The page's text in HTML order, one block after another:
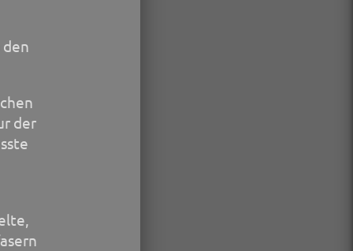
der